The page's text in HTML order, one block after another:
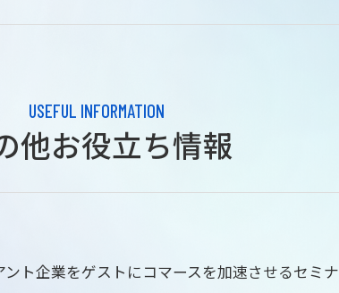
USEFUL INFORMATION
他お役立ち情報
ト企業をゲストにコマースを加速させるセミナ